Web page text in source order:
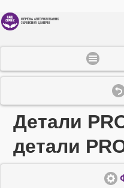
Детали
детали